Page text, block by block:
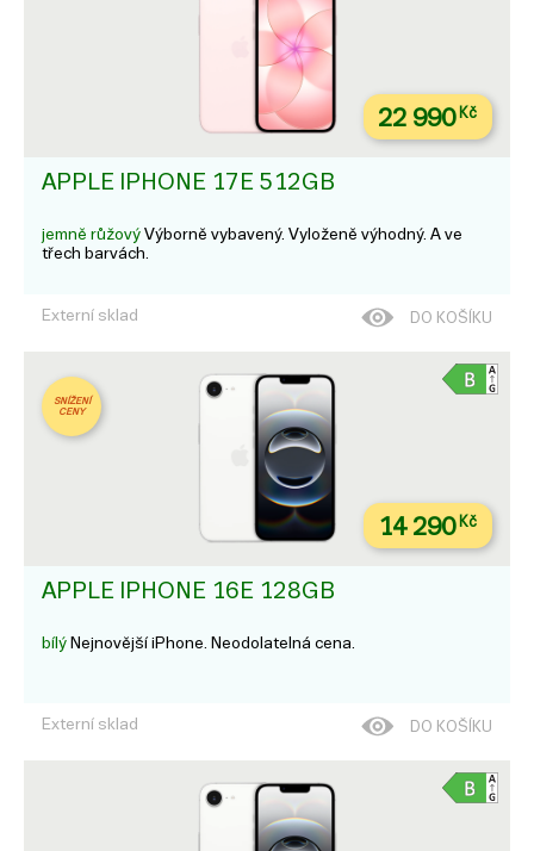
22 990Kč
APPLE IPHONE 17E 512GB
jemně růžový Výborně vybavený. Vyloženě výhodný. A ve
třech barvách.
Externí sklad DO KOŠÍKU
SNÍŽENÍ
CENY
14 290Kč
APPLE IPHONE 16E 128GB
bílý Nejnovější iPhone. Neodolatelná cena.
Externí sklad DO KOŠÍKU